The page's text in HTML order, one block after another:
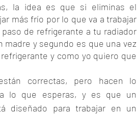
la idea es que si eliminas el
más frío por lo que va a trabajar
de refrigerante a tu radiador
y segundo es que una vez
y como yo quiero que
correctas, pero hacen lo
lo que esperas, y es que un
diseñado para trabajar en un